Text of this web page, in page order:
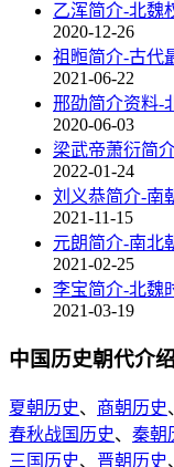
乙浑简介-北魏
2020-12-26
祖暅简介-古代
2021-06-22
邢劭简介资料-
2020-06-03
梁武帝萧衍简
2022-01-24
刘义恭简介-南
2021-11-15
元朗简介-南北
2021-02-25
李宝简介-北魏
2021-03-19
中国历史朝代介绍
夏朝历史、 商朝历史
春秋战国历史、 秦朝
三国历史、 晋朝历史